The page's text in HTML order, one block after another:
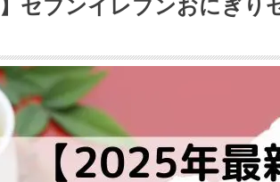
】セブンイレブンおにぎり